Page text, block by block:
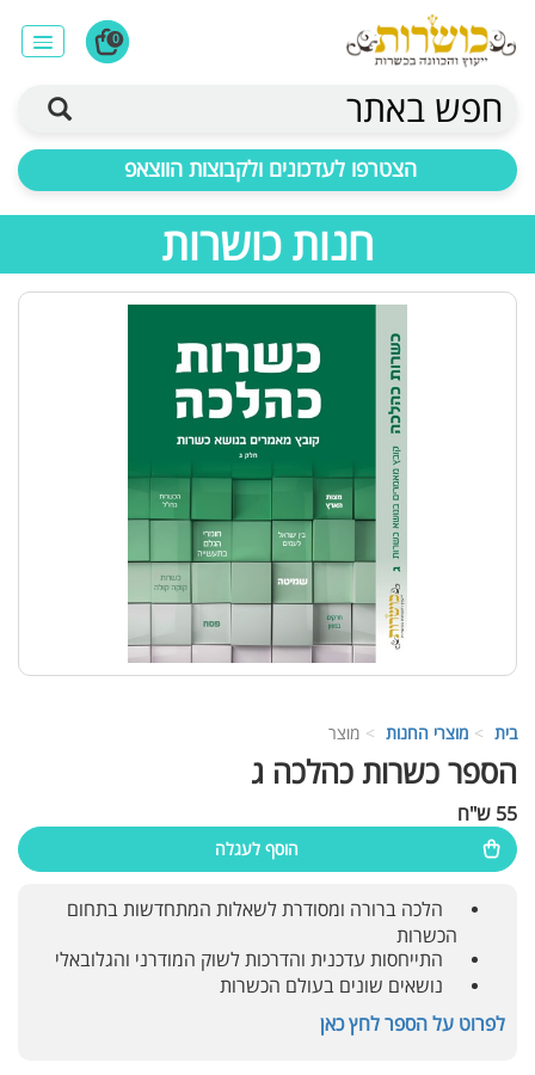
0
חפש באתר
הצטרפו לעדכונים ולקבוצות הווצאפ
חנות כושרות
בית מוצרי החנות מוצר
הספר כשרות כהלכה ג
55 ש"ח
הוסף לעגלה
הלכה ברורה ומסודרת לשאלות המתחדשות בתחום
הכשרות
התייחסות עדכנית והדרכות לשוק המודרני והגלובאלי
נושאים שונים בעולם הכשרות
לפרוט על הספר לחץ כאן